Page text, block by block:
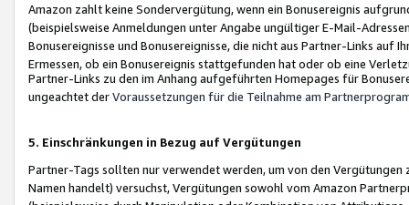
Amazon zahlt keine Sondervergütung, wenn ein Bonusereignis
(beispielsweise Anmeldungen unter Angabe ungültiger E-Mail-
Bonusereignisse und Bonusereignisse, die nicht aus Partner-Links auf
Ermessen, ob ein Bonusereignis stattgefunden hat oder ob eine
Partner-Links zu den im Anhang aufgeführten Homepages für
ungeachtet derVoraussetzungen für die Teilnahme am
5. Einschränkungen in Bezug auf Vergütungen
Partner-Tags sollten nur verwendet werden, um von den
Namen handelt) versuchst, Vergütungen sowohl vom Amazon